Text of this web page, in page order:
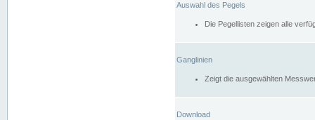
Auswahl des Pegels
Die Pegellisten zeigen alle
Ganglinien
Zeigt die ausgewählten
Download